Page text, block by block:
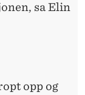
sa Elin
opp og